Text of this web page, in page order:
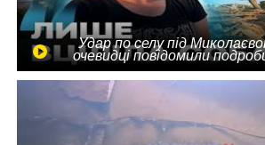
Удар по селу під
очевидці повідомили